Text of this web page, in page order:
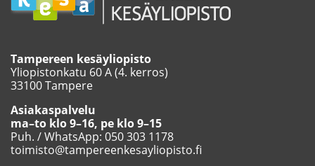
Tampereen kesäyliopisto
Yliopistonkatu 60 A (4. kerros)
33100 Tampere
Asiakaspalvelu
ma–to klo 9–16, pe klo 9–15
Puh. / WhatsApp: 050 303 1178
toimisto@tampereenkesayliopisto.fi